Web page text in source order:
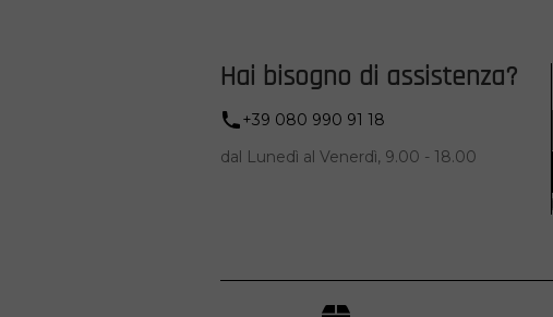
Hai bisogno di assistenza?
+39 080 990 91 18
dal Lunedì al Venerdì, 9.00 - 18.00